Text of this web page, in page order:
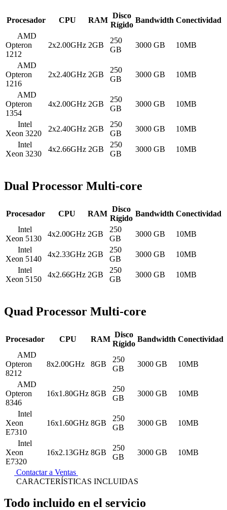
Procesador CPU RAM
Disco
Rígido
Bandwidth Conectividad
AMD
Opteron
1212
2x2.00GHz 2GB
250
GB
3000 GB 10MB
AMD
Opteron
1216
2x2.40GHz 2GB
250
GB
3000 GB 10MB
AMD
Opteron
1354
4x2.00GHz 2GB
250
GB
3000 GB 10MB
Intel
Xeon 3220
2x2.40GHz 2GB
250
GB
3000 GB
10MB
Intel
Xeon 3230
4x2.66GHz 2GB
250
GB
3000 GB 10MB
Dual Processor Multi-core
Procesador CPU RAM
Disco
Rígido
Bandwidth Conectividad
Intel
Xeon 5130
4x2.00GHz 2GB
250
GB
3000 GB
10MB
Intel
Xeon 5140
4x2.33GHz 2GB
250
GB
3000 GB
10MB
Intel
Xeon 5150
4x2.66GHz 2GB
250
GB
3000 GB 10MB
Quad Processor Multi-core
Procesador CPU RAM
Disco
Rígido
Bandwidth Conectividad
AMD
Opteron
8212
8x2.00GHz 8GB
250
GB
3000 GB 10MB
AMD
Opteron
8346
16x1.80GHz 8GB
250
GB
3000 GB 10MB
Intel
Xeon
E7310
16x1.60GHz 8GB
250
GB
3000 GB 10MB
Intel
Xeon
E7320
16x2.13GHz 8GB
250
GB
3000 GB 10MB
Contactar a Ventas
CARACTERÍSTICAS INCLUIDAS
Todo incluido en el servicio